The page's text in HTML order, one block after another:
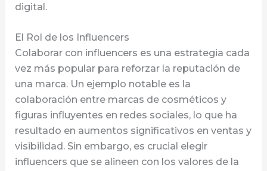
digital.
El Rol de los Influencers
Colaborar con influencers es una estrategia cada
vez más popular para reforzar la reputación de
una marca. Un ejemplo notable es la
colaboración entre marcas de cosméticos y
figuras influyentes en redes sociales, lo que ha
resultado en aumentos significativos en ventas y
visibilidad. Sin embargo, es crucial elegir
influencers que se alineen con los valores de la